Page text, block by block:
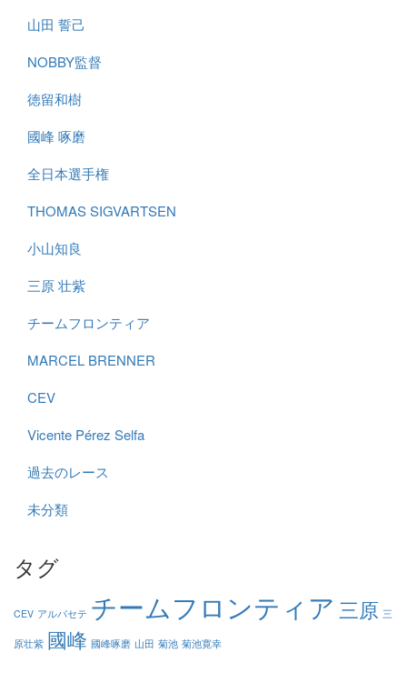
山田 誓己
NOBBY監督
徳留和樹
國峰 啄磨
全日本選手権
THOMAS SIGVARTSEN
小山知良
三原 壮紫
チームフロンティア
MARCEL BRENNER
CEV
Vicente Pérez Selfa
過去のレース
未分類
タグ
CEV アルバセテ チームフロンティア 三原 三
原壮紫 國峰 國峰啄磨 山田 菊池 菊池寛幸